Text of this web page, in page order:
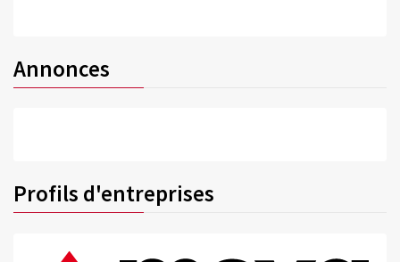
Annonces
Profils d'entreprises